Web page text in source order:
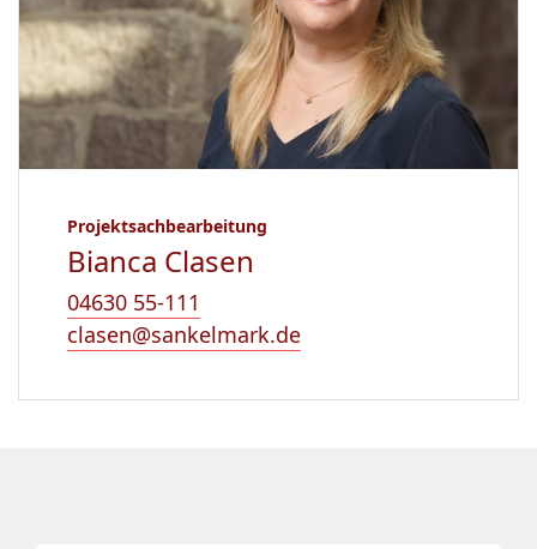
Projektsachbearbeitung
Bianca Clasen
04630 55-111
clasen@sankelmark.de